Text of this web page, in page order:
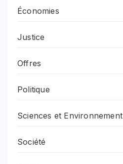
Économies
Justice
Offres
Politique
Sciences et Environnement
Société